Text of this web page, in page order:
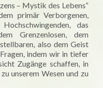
– Mystik des Lebens“
primär Verborgenen,
das
Grenzenlosen, dem
also dem Geist
indem wir in tiefer
Zugänge schaffen, in
unserem Wesen und zu